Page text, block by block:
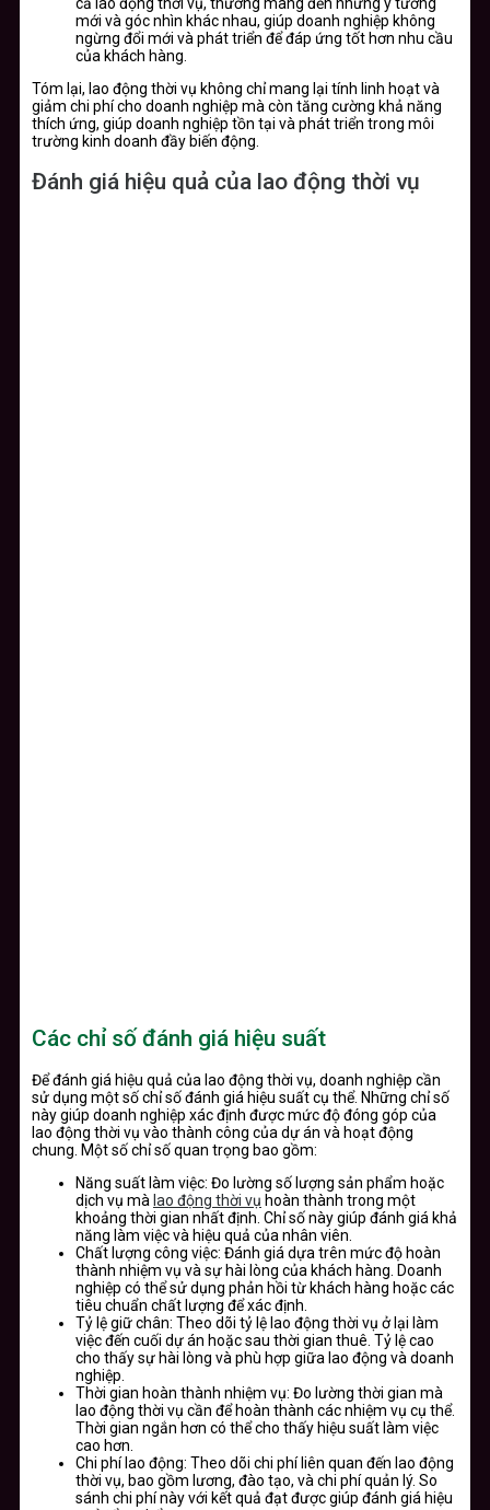
mới và góc nhìn khác nhau, giúp doanh nghiệp không
ngừng đổi mới và phát triển để đáp ứng tốt hơn nhu cầu
của khách hàng.
Tóm lại, lao động thời vụ không chỉ mang lại tính linh hoạt và
giảm chi phí cho doanh nghiệp mà còn tăng cường khả năng
thích ứng, giúp doanh nghiệp tồn tại và phát triển trong môi
trường kinh doanh đầy biến động.
Đánh giá hiệu quả của lao động thời vụ
Các chỉ số đánh giá hiệu suất
Để đánh giá hiệu quả của lao động thời vụ, doanh nghiệp cần
sử dụng một số chỉ số đánh giá hiệu suất cụ thể. Những chỉ số
này giúp doanh nghiệp xác định được mức độ đóng góp của
lao động thời vụ vào thành công của dự án và hoạt động
chung. Một số chỉ số quan trọng bao gồm:
Năng suất làm việc: Đo lường số lượng sản phẩm hoặc
dịch vụ mà lao động thời vụ hoàn thành trong một
khoảng thời gian nhất định. Chỉ số này giúp đánh giá khả
năng làm việc và hiệu quả của nhân viên.
Chất lượng công việc: Đánh giá dựa trên mức độ hoàn
thành nhiệm vụ và sự hài lòng của khách hàng. Doanh
nghiệp có thể sử dụng phản hồi từ khách hàng hoặc các
tiêu chuẩn chất lượng để xác định.
Tỷ lệ giữ chân: Theo dõi tỷ lệ lao động thời vụ ở lại làm
việc đến cuối dự án hoặc sau thời gian thuê. Tỷ lệ cao
cho thấy sự hài lòng và phù hợp giữa lao động và doanh
nghiệp.
Thời gian hoàn thành nhiệm vụ: Đo lường thời gian mà
lao động thời vụ cần để hoàn thành các nhiệm vụ cụ thể.
Thời gian ngắn hơn có thể cho thấy hiệu suất làm việc
cao hơn.
Chi phí lao động: Theo dõi chi phí liên quan đến lao động
thời vụ, bao gồm lương, đào tạo, và chi phí quản lý. So
sánh chi phí này với kết quả đạt được giúp đánh giá hiệu